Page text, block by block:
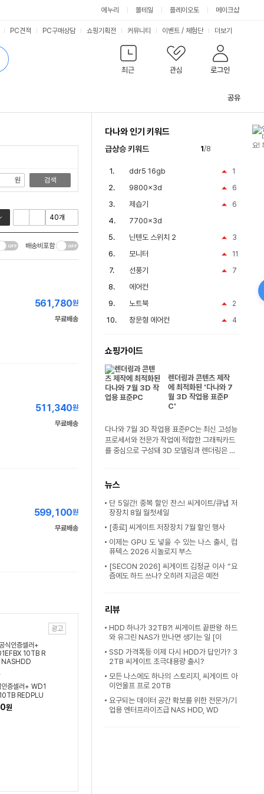
에누리 몰테일 플레이오토 메이크샵
최근 관심 로그인
PC견적 PC구매상담 쇼핑기획전 커뮤니티 이벤트 / 체험단 더보기
공유
원 검색
배송비포함
561,780원
무료배송
511,340원
무료배송
599,100원
무료배송
광고
증셀러+ WD1
REDPLU
원
다나와 인기 키워드
급상승 키워드 1/8
1
ddr5 16gb
6
9800x3d
6
제습기
7700x3d
3
닌텐도 스위치 2
11
모니터
7
선풍기
에어컨
2
노트북
4
창문형 에어컨
쇼핑가이드
렌더링과 콘텐츠 제작
에 최적화된 '다나와 7
월 3D 작업용 표준P
C'
다나와 7월 3D 작업용 표준PC는 최신 고성능
프로세서와 전문가 작업에 적합한 그래픽카드
를 중심으로 구성돼 3D 모델링과 렌더링은 물
뉴스
단 5일간! 중복 할인 찬스! 씨게이트/큐냅 저
장장치 8월 월첫세일
[종료] 씨게이트 저장장치 7월 할인 행사
이제는 GPU 도 넣을 수 있는 나스 출시, 컴
퓨텍스 2026 시놀로지 부스
[SECON 2026] 씨게이트 김정균 이사 “요
즘에도 하드 쓰나? 오히려 지금은 예전
리뷰
HDD 하나가 32TB?! 씨게이트 끝판왕 하드
와 유그린 NAS가 만나면 생기는 일 [이
SSD 가격폭등 이제 다시 HDD가 답인가? 3
2TB 씨게이트 초극대용량 출시?
모든 나스에도 하나의 스토리지, 씨게이트 아
이언울프 프로 20TB
요구되는 데이터 공간 확보를 위한 전문가/기
업용 엔터프라이즈급 NAS HDD, WD